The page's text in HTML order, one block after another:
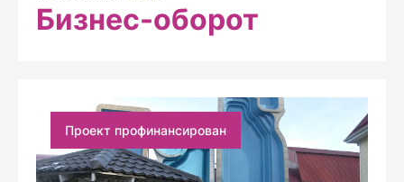
Бизнес-оборот
Проект профинансирован